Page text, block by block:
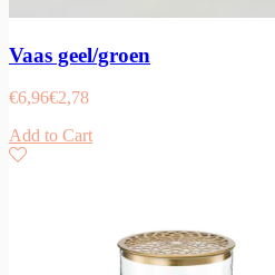
Vaas geel/groen
€6,96€2,78
Add to Cart